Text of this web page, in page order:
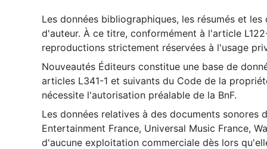
Les données bibliographiques, les résumés et
d'auteur. À ce titre, conformément à l'article
reproductions strictement réservées à l'usage
Nouveautés Éditeurs constitue une base de
articles L341-1 et suivants du Code de la
nécessite l'autorisation préalable de la BnF.
Les données relatives à des documents sonores
Entertainment France, Universal Music France,
d'aucune exploitation commerciale dès lors